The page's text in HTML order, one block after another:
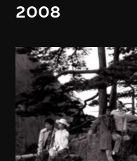
2008